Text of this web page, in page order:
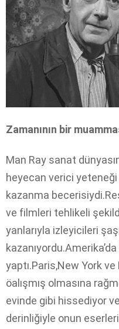
Zamanının bir
Man Ray sanat
heyecan verici
kazanma
ve filmleri tehlikeli
yanlarıyla izleyicileri
yaptı.Paris,New York
öalışmış olmasına
evinde gibi hissediyor
derinliğiyle onun